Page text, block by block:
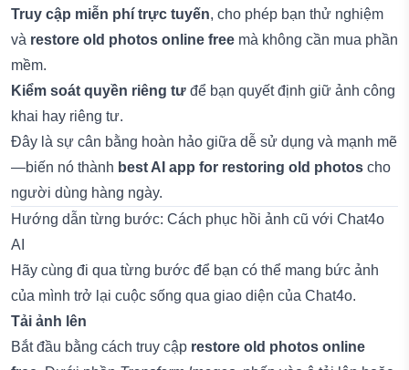
Truy cập miễn phí trực tuyến, cho phép bạn thử nghiệm
và restore old photos online free mà không cần mua phần
mềm.
Kiểm soát quyền riêng tư để bạn quyết định giữ ảnh công
khai hay riêng tư.
Đây là sự cân bằng hoàn hảo giữa dễ sử dụng và mạnh mẽ
—biến nó thành best AI app for restoring old photos cho
người dùng hàng ngày.
Hướng dẫn từng bước: Cách phục hồi ảnh cũ với Chat4o
AI
Hãy cùng đi qua từng bước để bạn có thể mang bức ảnh
của mình trở lại cuộc sống qua giao diện của Chat4o.
Tải ảnh lên
Bắt đầu bằng cách truy cập restore old photos online